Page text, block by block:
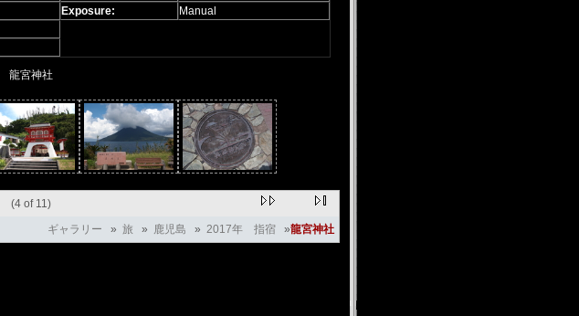
Exposure:
Manual
龍宮神社
(4 of 11)
ギャラリー » 旅 » 鹿児島 » 2017年 指宿 »龍宮神社